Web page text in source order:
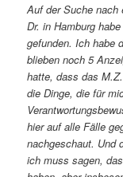
Auf der Suche nach
Dr. in Hamburg
gefunden. Ich habe
blieben noch 5
hatte, dass das
die Dinge, die für
hier auf alle Fälle
nachgeschaut. Und
ich muss sagen,